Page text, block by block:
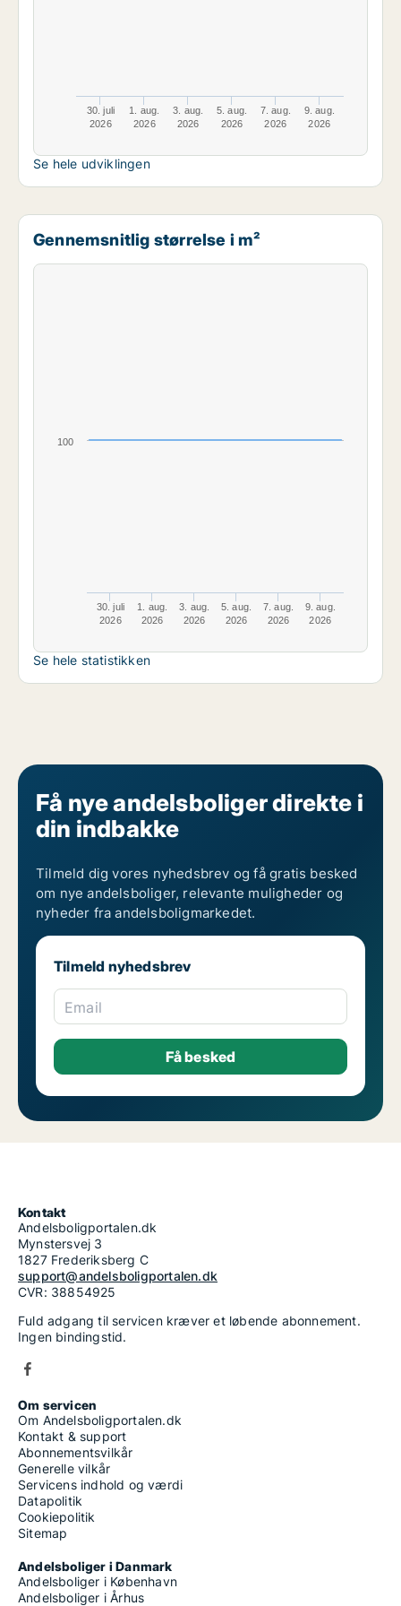
30. juli
2026
1. aug.
2026
3. aug.
2026
5. aug.
2026
7. aug.
2026
9. aug.
2026
Se hele udviklingen
Gennemsnitlig størrelse i m²
30. juli
2026
1. aug.
2026
3. aug.
2026
5. aug.
2026
7. aug.
2026
9. aug.
2026
100
Se hele statistikken
Få nye andelsboliger direkte i
din indbakke
Tilmeld dig vores nyhedsbrev og få gratis besked
om nye andelsboliger, relevante muligheder og
nyheder fra andelsboligmarkedet.
Tilmeld nyhedsbrev
Email
Kontakt
Andelsboligportalen.dk
Mynstersvej 3
1827 Frederiksberg C
support@andelsboligportalen.dk
CVR: 38854925
Fuld adgang til servicen kræver et løbende abonnement.
Ingen bindingstid.
Om servicen
Om Andelsboligportalen.dk
Kontakt & support
Abonnementsvilkår
Generelle vilkår
Servicens indhold og værdi
Datapolitik
Cookiepolitik
Sitemap
Andelsboliger i Danmark
Andelsboliger i København
Andelsboliger i Århus